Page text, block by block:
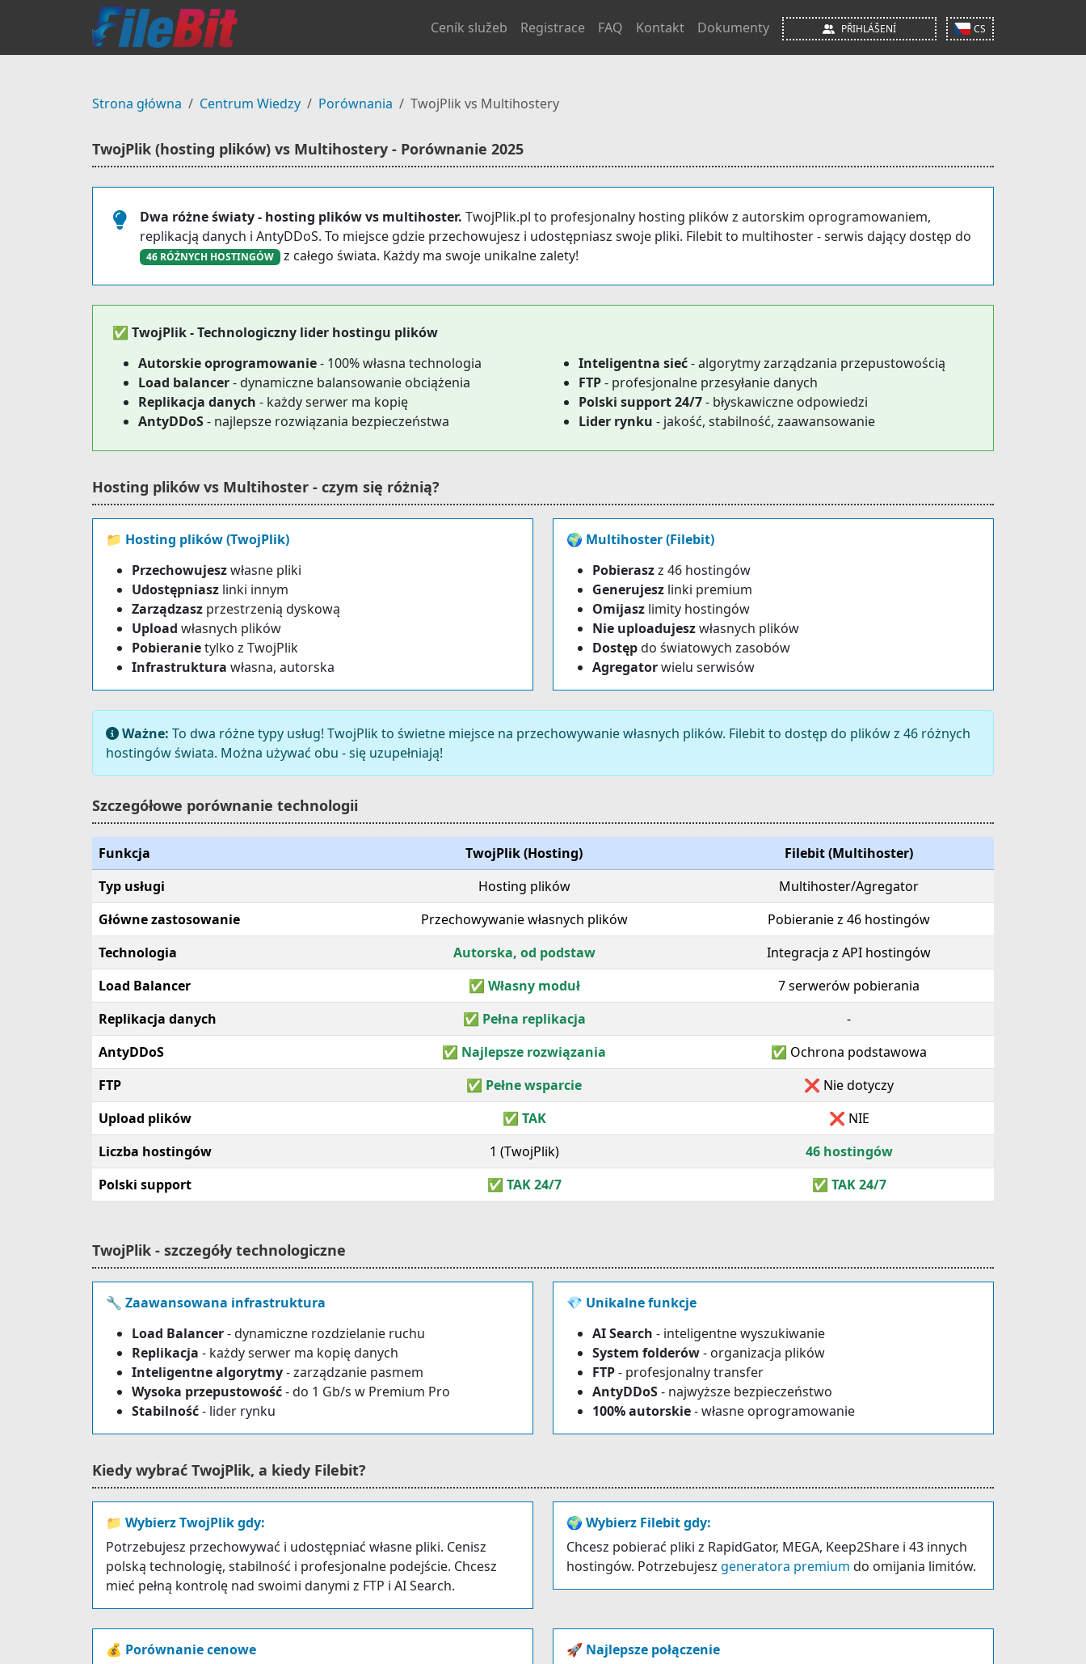
Ceník služeb Registrace FAQ Kontakt Dokumenty PŘIHLÁŠENÍ CS
Strona główna Centrum Wiedzy Porównania TwojPlik vs Multihostery
TwojPlik (hosting plików) vs Multihostery - Porównanie 2025
Dwa różne światy - hosting plików vs multihoster. TwojPlik.pl to profesjonalny hosting plików z autorskim oprogramowaniem,
replikacją danych i AntyDDoS. To miejsce gdzie przechowujesz i udostępniasz swoje pliki. Filebit to multihoster - serwis dający dostęp do
46 RÓŻNYCH HOSTINGÓW z całego świata. Każdy ma swoje unikalne zalety!
✅ TwojPlik - Technologiczny lider hostingu plików
Autorskie oprogramowanie- 100% własna technologia
Load balancer- dynamiczne balansowanie obciążenia
Replikacja danych - każdy serwer ma kopię
AntyDDoS- najlepsze rozwiązania bezpieczeństwa
Inteligentna sieć- algorytmy zarządzania przepustowością
FTP- profesjonalne przesyłanie danych
Polski support 24/7- błyskawiczne odpowiedzi
Lider rynku - jakość, stabilność, zaawansowanie
Hosting plików vs Multihoster - czym się różnią?
📁 Hosting plików (TwojPlik)
Przechowujeszwłasne pliki
Udostępniasz linki innym
Zarządzasz przestrzenią dyskową
Upload własnych plików
Pobieranietylko z TwojPlik
Infrastruktura własna, autorska
🌍 Multihoster (Filebit)
Pobieraszz 46 hostingów
Generujesz linki premium
Omijasz limity hostingów
Nie uploadujeszwłasnych plików
Dostępdo światowych zasobów
Agregatorwielu serwisów
Ważne: To dwa różne typy usług! TwojPlik to świetne miejsce na przechowywanie własnych plików. Filebit to dostęp do plików z 46 różnych
hostingów świata. Można używać obu - się uzupełniają!
Szczegółowe porównanie technologii
Funkcja TwojPlik (Hosting)
Filebit (Multihoster)
Typ usługi
Hosting plików
Multihoster/Agregator
Główne zastosowanie
Przechowywanie własnych plików
Pobieranie z 46 hostingów
Technologia
Autorska, od podstaw
Integracja z API hostingów
Load Balancer
✅ Własny moduł
7 serwerów pobierania
Replikacja danych
✅ Pełna replikacja
-
AntyDDoS
✅ Najlepsze rozwiązania
✅ Ochrona podstawowa
FTP
✅ Pełne wsparcie
❌ Nie dotyczy
Upload plików
✅ TAK
❌ NIE
Liczba hostingów
1 (TwojPlik)
46 hostingów
Polski support
✅ TAK 24/7 ✅ TAK 24/7
TwojPlik - szczegóły technologiczne
🔧 Zaawansowana infrastruktura
Load Balancer- dynamiczne rozdzielanie ruchu
Replikacja - każdy serwer ma kopię danych
Inteligentne algorytmy- zarządzanie pasmem
Wysoka przepustowość- do 1 Gb/s w Premium Pro
Stabilność- lider rynku
💎 Unikalne funkcje
AI Search - inteligentne wyszukiwanie
System folderów- organizacja plików
FTP- profesjonalny transfer
AntyDDoS- najwyższe bezpieczeństwo
100% autorskie- własne oprogramowanie
Kiedy wybrać TwojPlik, a kiedy Filebit?
📁 Wybierz TwojPlik gdy:
Potrzebujesz przechowywać i udostępniać własne pliki. Cenisz
polską technologię, stabilność i profesjonalne podejście. Chcesz
mieć pełną kontrolę nad swoimi danymi z FTP i AI Search.
🌍 Wybierz Filebit gdy:
Chcesz pobierać pliki z RapidGator, MEGA, Keep2Share i 43 innych
hostingów. Potrzebujesz generatora premium do omijania limitów.
💰 Porównanie cenowe
🚀 Najlepsze połączenie